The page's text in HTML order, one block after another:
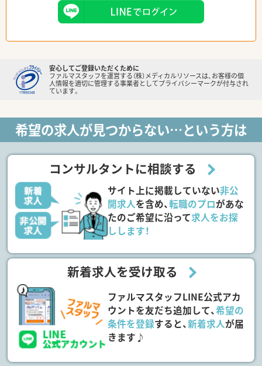
安心してご登録いただくために
ファルマスタッフを運営する（株）メディカルリソースは、お客様の個
人情報を適切に管理する事業者としてプライバシーマークが付与され
ています。
希望の求人が見つからない…という方は
コンサルタントに相談する
サイト上に掲載していない非公
開求人を含め、転職のプロがあな
たのご希望に沿って求人をお探
しします！
新着求人を受け取る
ファルマスタッフLINE公式アカ
ウントを友だち追加して、希望の
条件を登録すると、新着求人が届
きます♪